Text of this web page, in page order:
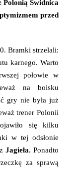
Polonią Świdnica
przed
Bramki strzelali:
karnego. Warto
połowie w
na boisku
gry nie była już
trener Polonii
się kilku
w tej odsłonie
Jagieła. Ponadto
za sprawą